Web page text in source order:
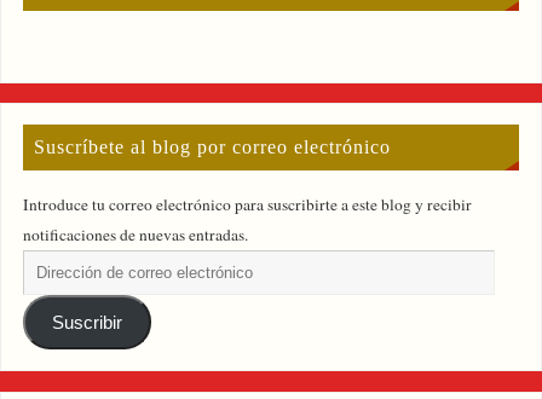
Suscríbete al blog por correo electrónico
Introduce tu correo electrónico para suscribirte a este blog y recibir
notificaciones de nuevas entradas.
Suscribir